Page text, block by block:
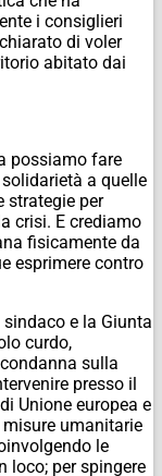
i consiglieri
di voler
abitato dai
possiamo fare
a quelle
strategie per
crisi. E crediamo
fisicamente da
esprimere contro
e la Giunta
curdo,
sulla
presso il
Unione europea e
umanitarie
le
loco; per spingere